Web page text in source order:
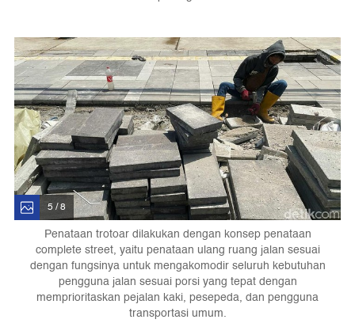
5 / 8
Penataan trotoar dilakukan dengan konsep penataan
complete street, yaitu penataan ulang ruang jalan sesuai
dengan fungsinya untuk mengakomodir seluruh kebutuhan
pengguna jalan sesuai porsi yang tepat dengan
memprioritaskan pejalan kaki, pesepeda, dan pengguna
transportasi umum.